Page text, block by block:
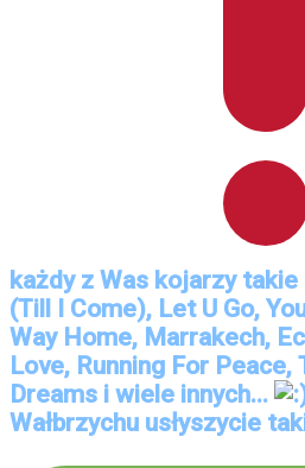
każdy z Was kojarzy
(Till I Come), Let U Go,
Way Home, Marrakech,
Love, Running For Peace,
Dreams i wiele innych...
Wałbrzychu usłyszycie